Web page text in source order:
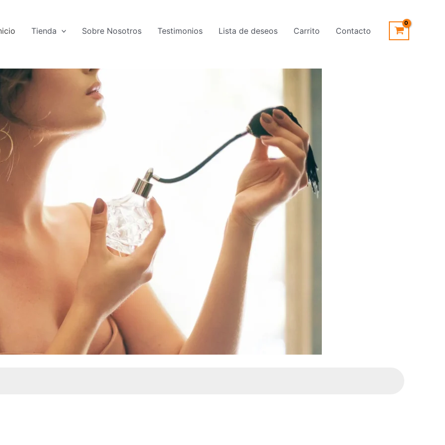
Tienda Sobre Nosotros Testimonios Lista de deseos Carrito Contacto